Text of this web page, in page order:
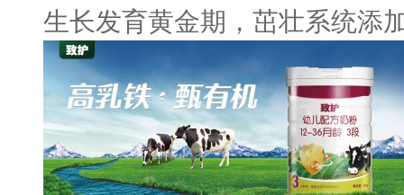
生长发育黄金期，茁壮系统添